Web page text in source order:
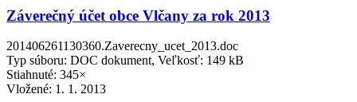
Záverečný účet obce Vlčany za rok 2013
201406261130360.Zaverecny_ucet_2013.doc
Typ súboru: DOC dokument, Veľkosť: 149 kB
Stiahnuté: 345×
Vložené: 1. 1. 2013